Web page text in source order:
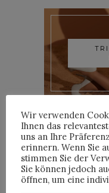
Wir verwenden
Ihnen das
uns an Ihre
erinnern. Wenn Sie
stimmen Sie der
Sie können jedoch
öffnen, um eine